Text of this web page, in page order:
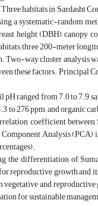
habitats in Sardasht
a systematic-random
height (DBH), canopy
three 200-meter
way cluster analysis
these factors.
ranged from 7.0 to
276 ppm, and organic
coefficient
Analysis
the differentiation of
reproductive growth
and
for sustainable